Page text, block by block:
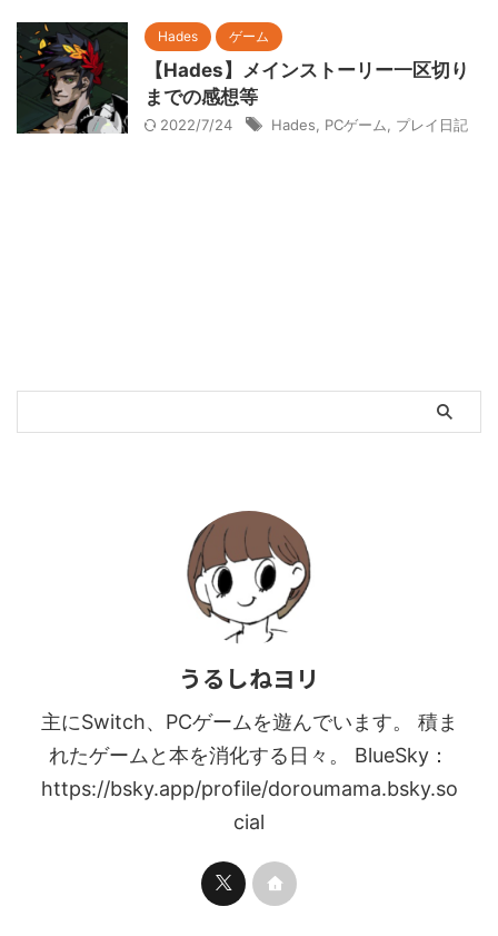
Hades ゲーム
【Hades】メインストーリー一区切り
までの感想等
2022/7/24 Hades PCゲーム プレイ日記
うるしねヨリ
主にSwitch、PCゲームを遊んでいます。 積ま
れたゲームと本を消化する日々。 BlueSky：
https://bsky.app/profile/doroumama.bsky.so
cial